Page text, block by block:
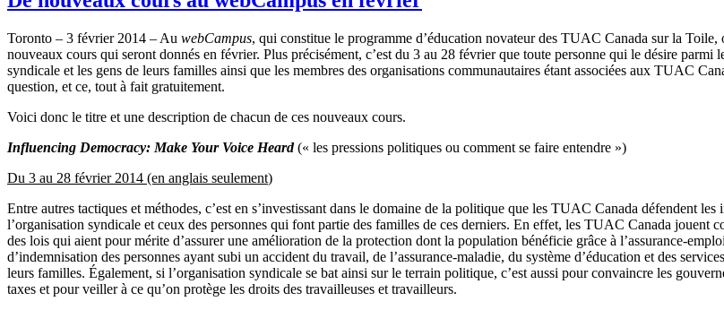
Toronto – 3 février2014 – Au webCampus, qui constitue le programme d’éducation novateurdes TUAC Canada surla Toile,
nouveaux cours qui seront donnés en février. Plus précisément, c’est du 3 au 28 février que toute personne qui le désire parmi
syndicale et les gens de leurs familles ainsi que les membres des organisations communautaires étant associées aux TUAC
question, et ce, tout à fait gratuitement.
Voici donc le titre et une description de chacun de ces nouveaux cours.
Influencing Democracy: Make Your Voice Heard(« les pressions politiques ou comment se faire entendre »)
Du 3 au 28 février2014 (en anglais seulement)
Entre autres tactiques et méthodes, c’est en s’investissant dans le domaine de la politique que les TUAC Canada défendent les
l’organisation syndicale et ceux des personnes qui font partie des familles de ces derniers. En effet, les TUAC Canada jouent
des lois qui aient pourmérite d’assurer une amélioration de la protection dont la population bénéficie grâce à l’assurance-emploi
d’indemnisation des personnes ayant subi un accident du travail, de l’assurance-maladie, du système d’éducation et des services
leurs familles. Également, si l’organisation syndicale se bat ainsi surle terrain politique, c’est aussi pourconvaincre les
taxes et pourveiller à ce qu’on protège les droits des travailleuses et travailleurs.